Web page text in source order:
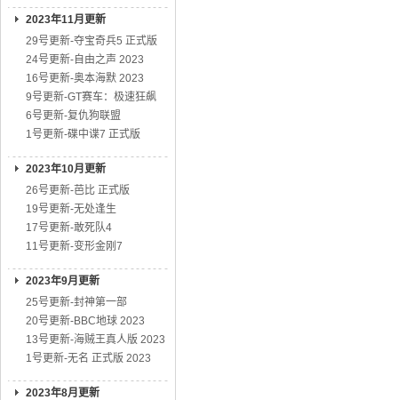
2023年11月更新
29号更新-夺宝奇兵5 正式版
24号更新-自由之声 2023
16号更新-奥本海默 2023
9号更新-GT赛车：极速狂飙
6号更新-复仇狗联盟
1号更新-碟中谍7 正式版
2023年10月更新
26号更新-芭比 正式版
19号更新-无处逢生
17号更新-敢死队4
11号更新-变形金刚7
2023年9月更新
25号更新-封神第一部
20号更新-BBC地球 2023
13号更新-海贼王真人版 2023
1号更新-无名 正式版 2023
2023年8月更新